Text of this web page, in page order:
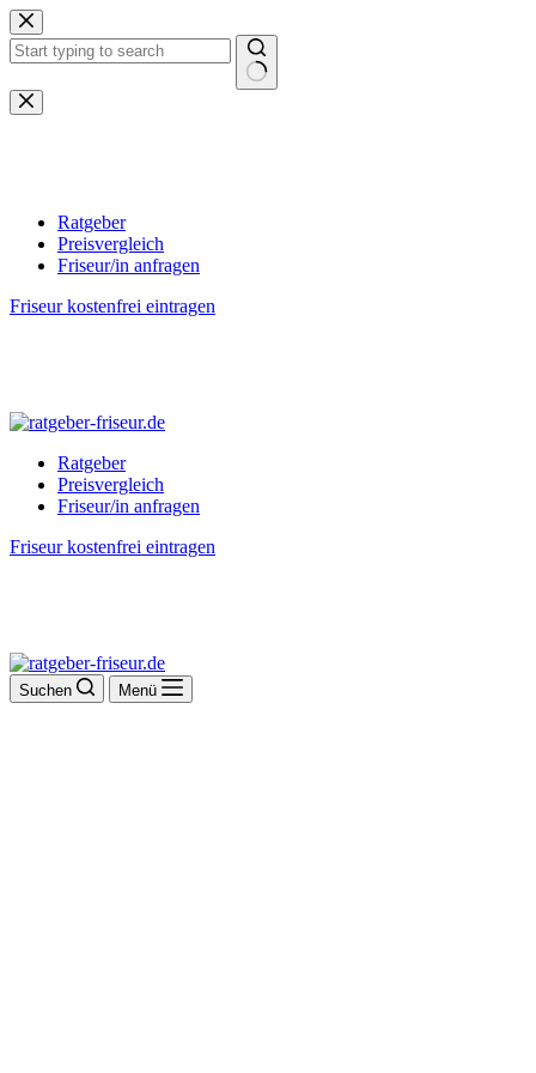
Zum
Inhalt
springen
Keine
Ergebnisse
Ratgeber
Preisvergleich
Friseur/in anfragen
Friseur kostenfrei eintragen
Ratgeber
Preisvergleich
Friseur/in anfragen
Friseur kostenfrei eintragen
Suchen Menü